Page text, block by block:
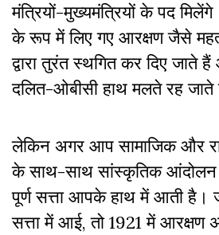
मंत्रियों-मुख्यमंत्रियों के पद
के रूप में लिए गए आरक्षण जैसे
द्वारा तुरंत स्थगित कर दिए जाते
दलित-ओबीसी हाथ मलते रह जाते
लेकिन अगर आप सामाजिक और
के साथ-साथ सांस्कृतिक आंदोलन
पूर्ण सत्ता आपके हाथ में आती है।
सत्ता में आई, तो 1921 में आरक्षण